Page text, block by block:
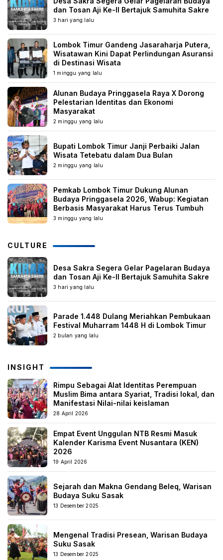
dan Tosan Aji Ke-II Bertajuk Samuhita Sakre
3 hari yang lalu
Lombok Timur Gandeng Jasaraharja Putera,
Wisatawan Kini Dapat Perlindungan Asuransi
di Destinasi Wisata
1 minggu yang lalu
Alunan Budaya Pringgasela Raya X Dorong
Pelestarian Identitas dan Ekonomi
Masyarakat
2 minggu yang lalu
Bupati Lombok Timur Janji Perbaiki Jalan
Wisata Tetebatu dalam Dua Bulan
2 minggu yang lalu
Pemkab Lombok Timur Dukung Alunan
Budaya Pringgasela 2026, Wabup: Kegiatan
Berbasis Masyarakat Harus Terus Tumbuh
3 minggu yang lalu
CULTURE
Desa Sakra Segera Gelar Pagelaran Budaya
dan Tosan Aji Ke-II Bertajuk Samuhita Sakre
3 hari yang lalu
Parade 1.448 Dulang Meriahkan Pembukaan
Festival Muharram 1448 H di Lombok Timur
2 bulan yang lalu
INSIGHT
Rimpu Sebagai Alat Identitas Perempuan
Muslim Bima antara Syariat, Tradisi lokal, dan
Manifestasi Nilai-nilai keislaman
28 April 2026
Empat Event Unggulan NTB Resmi Masuk
Kalender Karisma Event Nusantara (KEN)
2026
19 April 2026
Sejarah dan Makna Gendang Beleq, Warisan
Budaya Suku Sasak
13 Desember 2025
Mengenal Tradisi Presean, Warisan Budaya
Suku Sasak
13 Desember 2025